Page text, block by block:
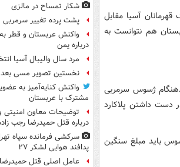
آسیا مقابل
هم نتوانست به
ژسوس سرمربی
دست داشتن پلاکارد
باید مبلغ سنگین
شکار تمساح در مالزی
پشت پرده تغییر سرمربی
واکنش عربستان و قطر
درباره یمن
مرد سال والیبال آسیا
نخستین تصویر مسی بعد
واکنش کنایه‌آمیز به
مشترک با عربستان
توضیحات معاون امنیتی
درباره قتل حمیدرضا رجب
سرکشی فرمانده سپاه
پدافند هوایی لشکر ۲۷
عامل اصلی قتل